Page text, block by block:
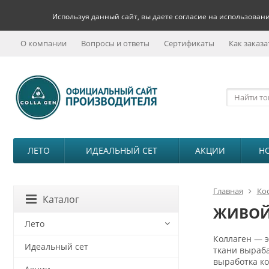
Используя данный сайт, вы даете согласие на
О компании Вопросы и ответы Сертификаты Как
ЛЕТО ИДЕАЛЬНЫЙ СЕТ АКЦИИ
Главная
ЖИВОЙ
Коллаген —
ткани
выработка
Каталог
Лето
Идеальный сет